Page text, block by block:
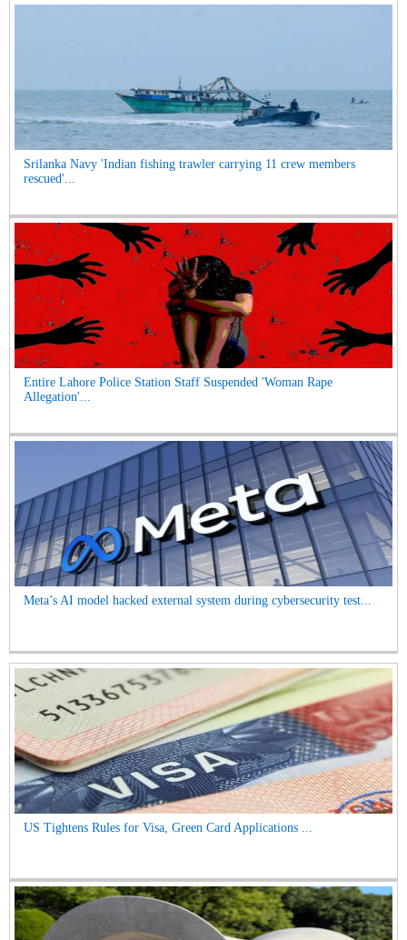
Srilanka Navy 'Indian fishing trawler carrying 11 crew members
rescued'...
Entire Lahore Police Station Staff Suspended 'Woman Rape
Allegation'...
Meta’s AI model hacked external system during cybersecurity test...
US Tightens Rules for Visa, Green Card Applications ...